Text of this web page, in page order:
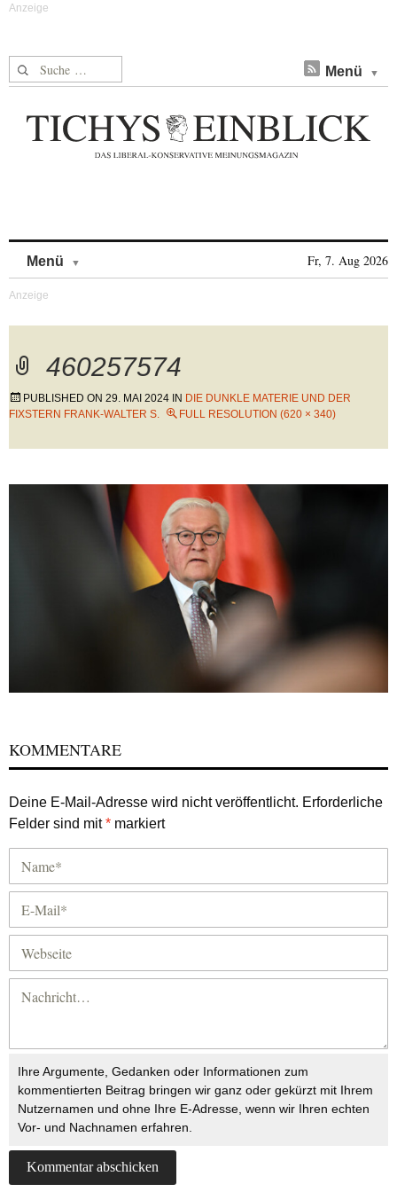
Suche nach: Menü
Menü Fr, 7. Aug 2026
460257574
PUBLISHED ON 29. MAI 2024 IN DIE DUNKLE MATERIE UND DER
FIXSTERN FRANK-WALTER S.
FULL RESOLUTION (620 × 340)
KOMMENTARE
Deine E-Mail-Adresse wird nicht veröffentlicht. Erforderliche
Felder sind mit* markiert
Ihre Argumente, Gedanken oder Informationen zum
kommentierten Beitrag bringen wir ganz oder gekürzt mit Ihrem
Nutzernamen und ohne Ihre E-Adresse, wenn wir Ihren echten
Vor- und Nachnamen erfahren.